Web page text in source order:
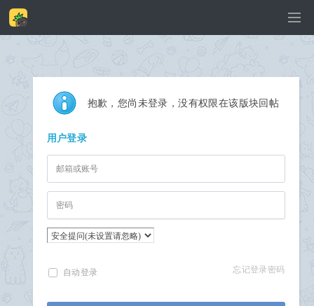
抱歉，您尚未登录，没有权限在该版块回帖
用户登录
自动登录 忘记登录密码